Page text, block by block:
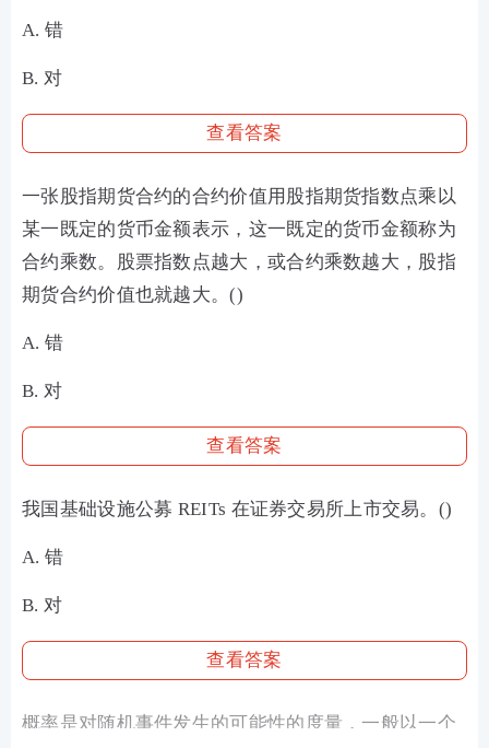
A. 错
B. 对
查看答案
一张股指期货合约的合约价值用股指期货指数点乘以
某一既定的货币金额表示，这一既定的货币金额称为
合约乘数。股票指数点越大，或合约乘数越大，股指
期货合约价值也就越大。()
A. 错
B. 对
查看答案
我国基础设施公募 REITs 在证券交易所上市交易。()
A. 错
B. 对
查看答案
概率是对随机事件发生的可能性的度量，一般以一个